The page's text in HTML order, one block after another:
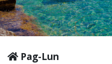
Pag-Lun